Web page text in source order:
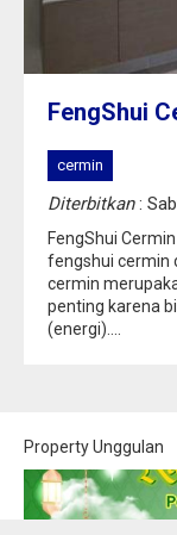
FengShui
cermin
Diterbitkan:
FengShui
fengshui cermin
cermin
penting karena
(energi)....
Property Unggulan